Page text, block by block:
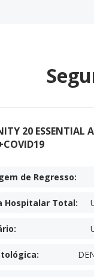
20 ESSENTIAL
de Regresso:
Hospitalar Total:
:
: